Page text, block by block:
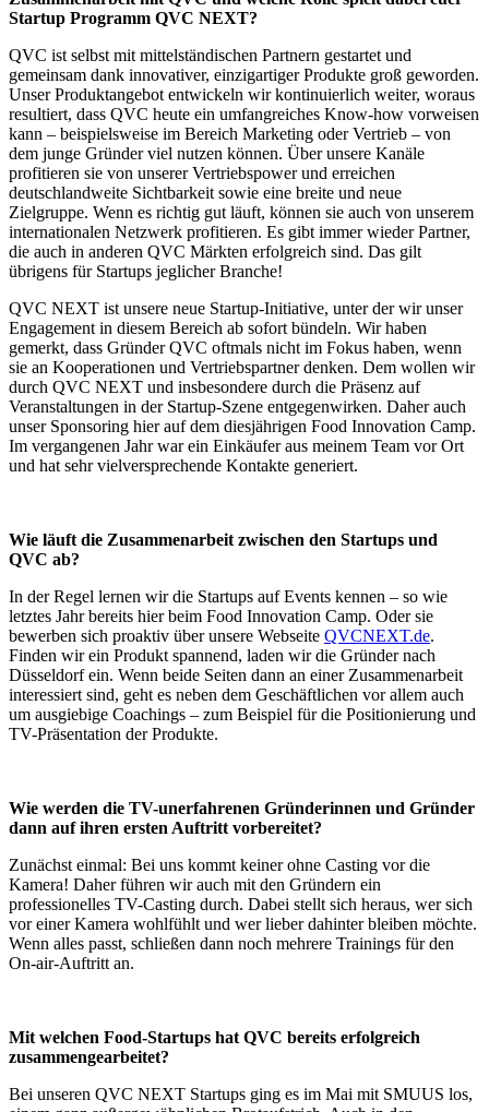
Startup Programm QVC NEXT?
QVC ist selbst mit mittelständischen Partnern gestartet und
gemeinsam dank innovativer, einzigartiger Produkte groß geworden.
Unser Produktangebot entwickeln wir kontinuierlich weiter, woraus
resultiert, dass QVC heute ein umfangreiches Know-how vorweisen
kann – beispielsweise im Bereich Marketing oder Vertrieb – von
dem junge Gründer viel nutzen können. Über unsere Kanäle
profitieren sie von unserer Vertriebspower und erreichen
deutschlandweite Sichtbarkeit sowie eine breite und neue
Zielgruppe. Wenn es richtig gut läuft, können sie auch von unserem
internationalen Netzwerk profitieren. Es gibt immer wieder Partner,
die auch in anderen QVC Märkten erfolgreich sind. Das gilt
übrigens für Startups jeglicher Branche!
QVC NEXT ist unsere neue Startup-Initiative, unter der wir unser
Engagement in diesem Bereich ab sofort bündeln. Wir haben
gemerkt, dass Gründer QVC oftmals nicht im Fokus haben, wenn
sie an Kooperationen und Vertriebspartner denken. Dem wollen wir
durch QVC NEXT und insbesondere durch die Präsenz auf
Veranstaltungen in der Startup-Szene entgegenwirken. Daher auch
unser Sponsoring hier auf dem diesjährigen Food Innovation Camp.
Im vergangenen Jahr war ein Einkäufer aus meinem Team vor Ort
und hat sehr vielversprechende Kontakte generiert.
Wie läuft die Zusammenarbeit zwischen den Startups und
QVC ab?
In der Regel lernen wir die Startups auf Events kennen – so wie
letztes Jahr bereits hier beim Food Innovation Camp. Oder sie
bewerben sich proaktiv über unsere Webseite QVCNEXT.de.
Finden wir ein Produkt spannend, laden wir die Gründer nach
Düsseldorf ein. Wenn beide Seiten dann an einer Zusammenarbeit
interessiert sind, geht es neben dem Geschäftlichen vor allem auch
um ausgiebige Coachings – zum Beispiel für die Positionierung und
TV-Präsentation der Produkte.
Wie werden die TV-unerfahrenen Gründerinnen und Gründer
dann auf ihren ersten Auftritt vorbereitet?
Zunächst einmal: Bei uns kommt keiner ohne Casting vor die
Kamera! Daher führen wir auch mit den Gründern ein
professionelles TV-Casting durch. Dabei stellt sich heraus, wer sich
vor einer Kamera wohlfühlt und wer lieber dahinter bleiben möchte.
Wenn alles passt, schließen dann noch mehrere Trainings für den
On-air-Auftritt an.
Mit welchen Food-Startups hat QVC bereits erfolgreich
zusammengearbeitet?
Bei unseren QVC NEXT Startups ging es im Mai mit SMUUS los,